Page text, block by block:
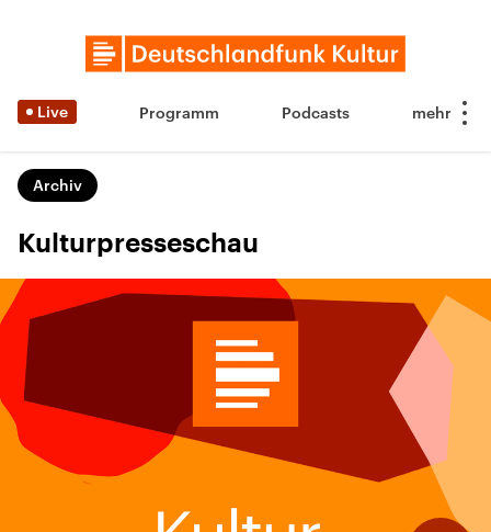
Live Programm Podcasts
Archiv
Kulturpresseschau